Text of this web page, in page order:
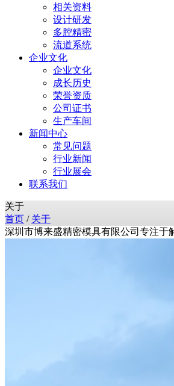
相关资料
设计研发
多腔精密
流道系统
企业文化
企业文化
成长历史
荣誉资质
公司证书
生产车间
新闻中心
常见问题
行业新闻
行业展会
联系我们
关于
首页 / 关于
深圳市博来盛精密模具有限公司专注于